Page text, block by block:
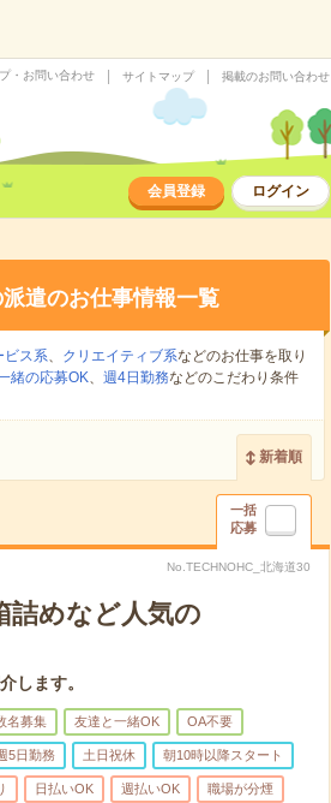
・お問い合わせ サイトマップ 掲載のお問い合わせ
会員登録 ログイン
遣のお仕事情報一覧
ビス系、 クリエイティブ系などのお仕事を取り
緒の応募OK、 週4日勤務などのこだわり条件
新着順
一括
応募
No.TECHNOHC_北海道30
詰めなど人気の
します。
名募集 友達と一緒OK OA不要
5日勤務 土日祝休 朝10時以降スタート
日払いOK 週払いOK 職場が分煙